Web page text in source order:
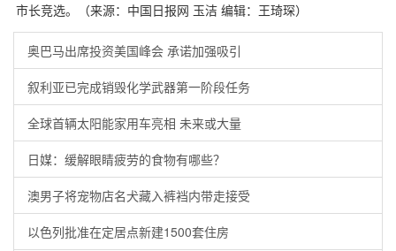
市长竞选。（来源：中国日报网 玉洁 编辑：王琦琛）
奥巴马出席投资美国峰会 承诺加强吸引
叙利亚已完成销毁化学武器第一阶段任务
全球首辆太阳能家用车亮相 未来或大量
日媒：缓解眼睛疲劳的食物有哪些？
澳男子将宠物店名犬藏入裤裆内带走接受
以色列批准在定居点新建1500套住房